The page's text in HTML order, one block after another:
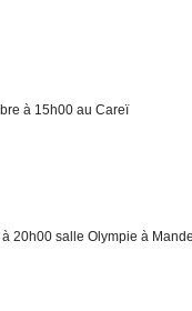
à 15h00 au Careï
20h00 salle Olympie à